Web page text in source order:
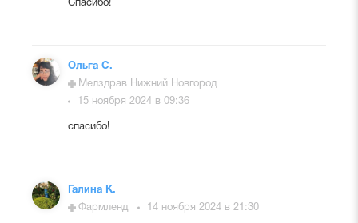
Спасибо!
Ольга С.
Мелздрав Нижний Новгород
15 ноября 2024 в 09:36
спасибо!
Галина К.
Фармленд
14 ноября 2024 в 21:30